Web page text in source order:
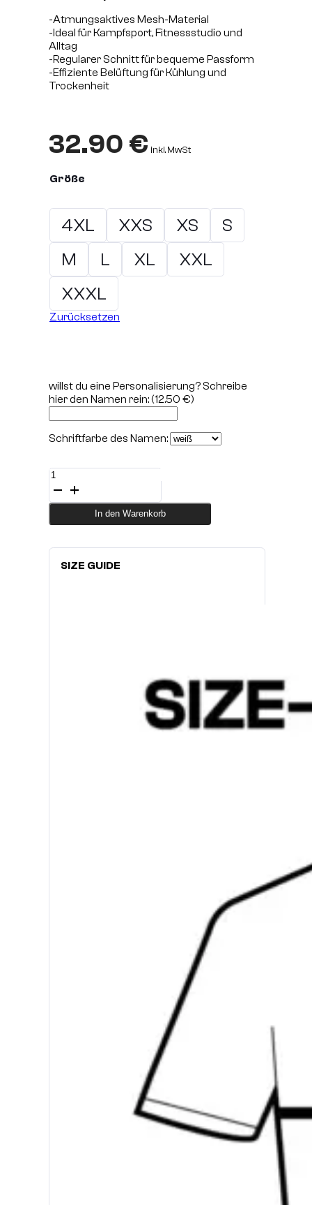
-Atmungsaktives Mesh-Material
-Ideal für Kampfsport, Fitnessstudio und
Alltag
-Regularer Schnitt für bequeme Passform
-Effiziente Belüftung für Kühlung und
Trockenheit
32.90 € inkl. MwSt
Größe
4XL XXS XS
S
M
L XL
XXL
XXXL
Zurücksetzen
willst du eine Personalisierung? Schreibe
hier den Namen rein:(12.50 €)
Schriftfarbe des Namen:
Shirt
SPARTA
Royale
black
In den Warenkorb
SIZE GUIDE